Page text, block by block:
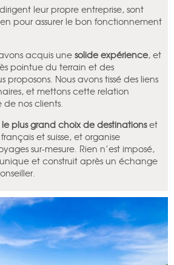
leur propre entreprise, sont
pour assurer le bon fonctionnement
acquis une solide expérience, et
pointue du terrain et des
proposons. Nous avons tissé des liens
et mettons cette relation
de nos clients.
le plus grand choix de destinationset
et suisse, et organise
sur-mesure. Rien n’est imposé,
et construit après un échange